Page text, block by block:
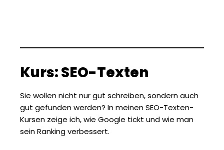
Kurs: SEO-Texten
Sie wollen nicht nur gut schreiben, sondern auch
gut gefunden werden? In meinen SEO-Texten-
Kursen zeige ich, wie Google tickt und wie man
sein Ranking verbessert.